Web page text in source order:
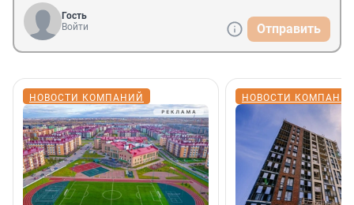
Гость
Войти
Отправить
НОВОСТИ КОМПАНИЙ НОВОСТИ